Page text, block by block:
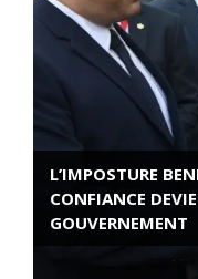
L’IMPOSTURE
CONFIANCE
GOUVERNEMENT